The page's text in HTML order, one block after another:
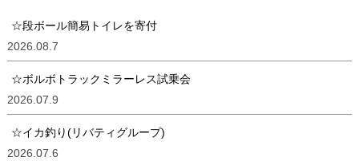
☆段ボール簡易トイレを寄付
2026.08.7
☆ボルボトラックミラーレス試乗会
2026.07.9
☆イカ釣り(リバティグループ)
2026.07.6